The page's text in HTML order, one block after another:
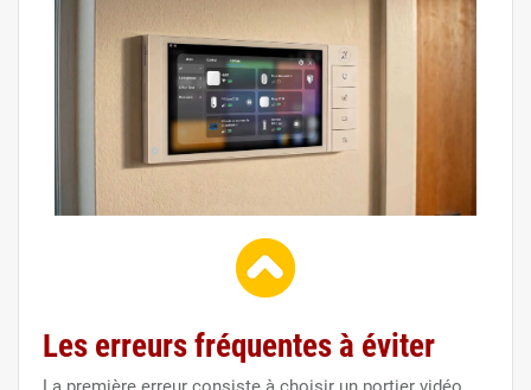
Les erreurs fréquentes à éviter